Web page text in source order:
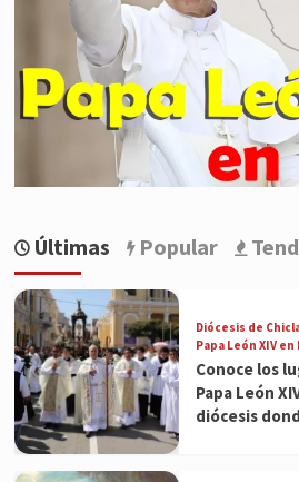
Últimas Popular
Diócesis de
Papa León XIV en
Conoce los
Papa León
diócesis